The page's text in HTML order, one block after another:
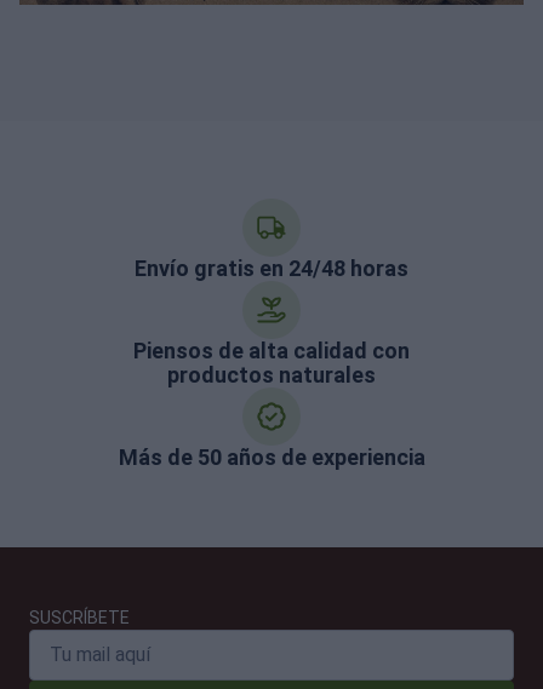
Envío gratis en 24/48 horas
Piensos de alta calidad con
productos naturales
Más de 50 años de experiencia
SUSCRÍBETE